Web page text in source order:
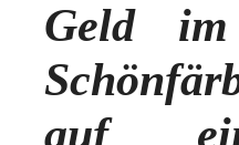
Geld
auf